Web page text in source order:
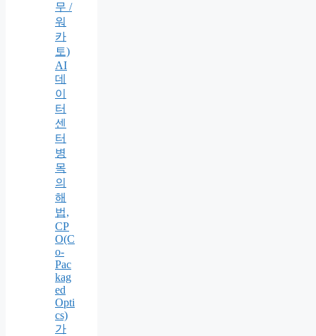
무 /
워
카
토)
AI
데
이
터
센
터
병
목
의
해
법,
CP
O(C
o-
Pac
kag
ed
Opti
cs)
가